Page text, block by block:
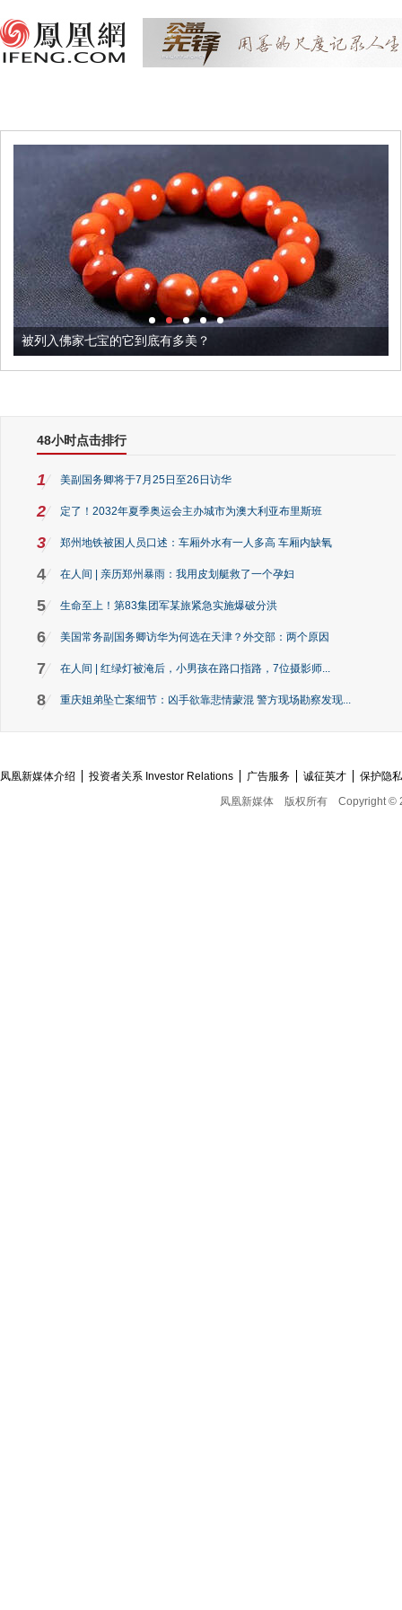
被列入佛家七宝的它到底有多美？
48小时点击排行
1 美副国务卿将于7月25日至26日访华
2 定了！2032年夏季奥运会主办城市为澳大利亚布里斯班
3 郑州地铁被困人员口述：车厢外水有一人多高 车厢内缺氧
4 在人间 | 亲历郑州暴雨：我用皮划艇救了一个孕妇
5 生命至上！第83集团军某旅紧急实施爆破分洪
6 美国常务副国务卿访华为何选在天津？外交部：两个原因
7 在人间 | 红绿灯被淹后，小男孩在路口指路，7位摄影师...
8 重庆姐弟坠亡案细节：凶手欲靠悲情蒙混 警方现场勘察发现...
凤凰新媒体介绍 投资者关系 Investor Relations 广告服务 诚征英才
保护隐
凤凰新媒体
版权所有 Copyright ©